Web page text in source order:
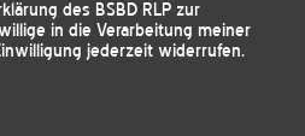
des BSBD RLP zur
in die Verarbeitung meiner
jederzeit widerrufen.